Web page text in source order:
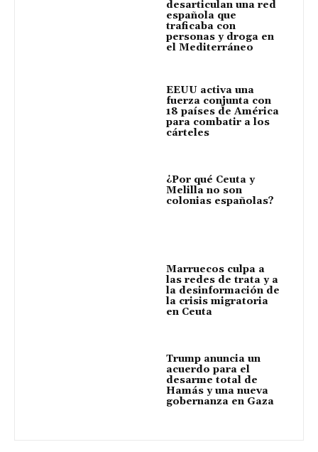
desarticulan una red
española que
traficaba con
personas y droga en
el Mediterráneo
EEUU activa una
fuerza conjunta con
18 países de América
para combatir a los
cárteles
¿Por qué Ceuta y
Melilla no son
colonias españolas?
Marruecos culpa a
las redes de trata y a
la desinformación de
la crisis migratoria
en Ceuta
Trump anuncia un
acuerdo para el
desarme total de
Hamás y una nueva
gobernanza en Gaza